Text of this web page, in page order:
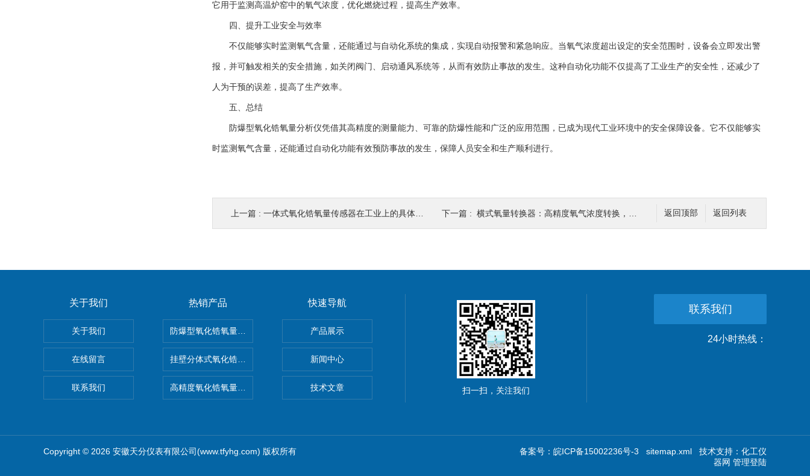
它用于监测高温炉窑中的氧气浓度，优化燃烧过程，提高生产效率。
四、提升工业安全与效率
不仅能够实时监测氧气含量，还能通过与自动化系统的集成，实现自动报警和紧急响应。当氧气浓度超出设定的安全范围时，设备会立即发出警
报，并可触发相关的安全措施，如关闭阀门、启动通风系统等，从而有效防止事故的发生。这种自动化功能不仅提高了工业生产的安全性，还减少了
人为干预的误差，提高了生产效率。
五、总结
防爆型氧化锆氧量分析仪凭借其高精度的测量能力、可靠的防爆性能和广泛的应用范围，已成为现代工业环境中的安全保障设备。它不仅能够实
时监测氧气含量，还能通过自动化功能有效预防事故的发生，保障人员安全和生产顺利进行。
返回列表
返回顶部
上一篇 : 一体式氧化锆氧量传感器在工业上的具体应用有哪些？ 下一篇 : 横式氧量转换器：高精度氧气浓度转换，为工业过程控制提供支持
关于我们
关于我们
在线留言
联系我们
热销产品
防爆型氧化锆氧量分析仪
挂壁分体式氧化锆分析仪
高精度氧化锆氧量分析仪转换器
快速导航
产品展示
新闻中心
技术文章 扫一扫，关注我们
联系我们
24小时热线：
Copyright © 2026 安徽天分仪表有限公司(www.tfyhg.com) 版权所有 备案号：皖ICP备15002236号-3 sitemap.xml 技术支持： 化工仪
器网 管理登陆